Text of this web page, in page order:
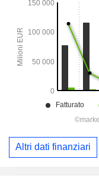
Altri dati finanziari